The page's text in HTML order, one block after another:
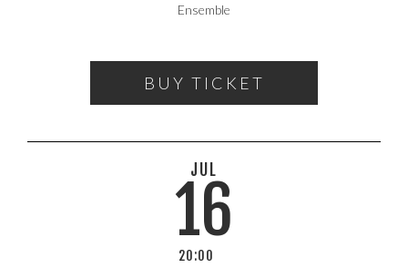
BUY TICKET
Ensemble
20:00
16
JUL